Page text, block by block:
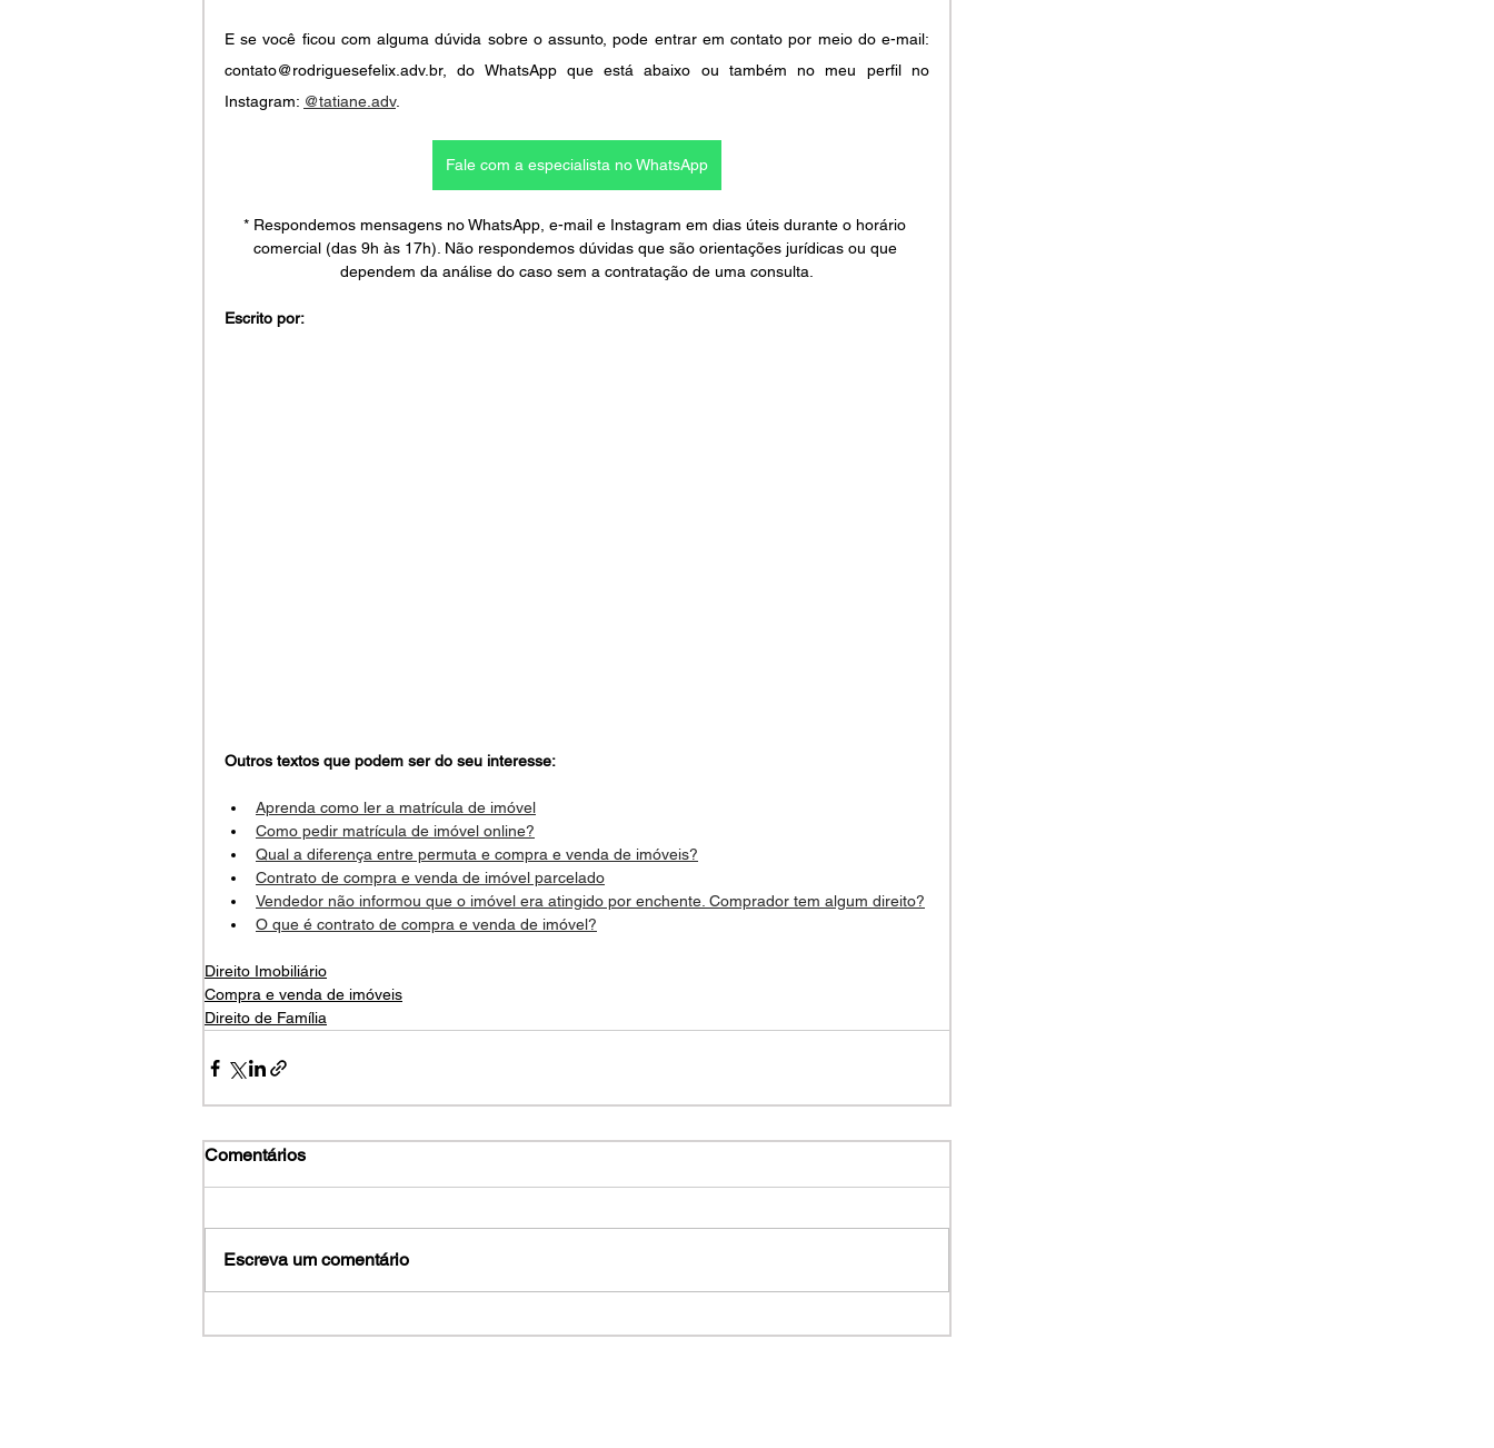
E se você ficou com alguma dúvida sobre o assunto, pode entrar em contato por meio do e-mail:
contato@rodriguesefelix.adv.br, do WhatsApp que está abaixo ou também no meu perfil no
Instagram: @tatiane.adv.
Fale com a especialista no WhatsApp
* Respondemos mensagens no WhatsApp, e-mail e Instagram em dias úteis durante o horário
comercial (das 9h às 17h). Não respondemos dúvidas que são orientações jurídicas ou que
dependem da análise do caso sem a contratação de uma consulta.
Escrito por:
Outros textos que podem ser do seu interesse:
Aprenda como ler a matrícula de imóvel
Como pedir matrícula de imóvel online?
Qual a diferença entre permuta e compra e venda de imóveis?
Contrato de compra e venda de imóvel parcelado
Vendedor não informou que o imóvel era atingido por enchente. Comprador tem algum direito?
O que é contrato de compra e venda de imóvel?
Direito Imobiliário
Compra e venda de imóveis
Direito de Família
Comentários
Escreva um comentário